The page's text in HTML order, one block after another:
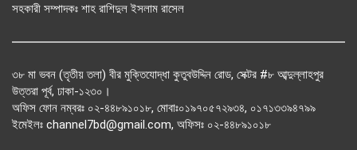
সহকারী সম্পাদকঃ শাহ রাশিদুল ইসলাম রাসেল
৩৮ মা ভবন (তৃতীয় তলা) বীর মুক্তিযোদ্ধা কুতুবউদ্দিন রোড, সেক্টর #৮ আব্দুল্লাহপুর
উত্তরা পূর্ব, ঢাকা-১২৩০।
অফিস ফোন নম্বরঃ ০২-৪৪৮৯১০১৮, মোবাঃ০১৯৭০৫৭২৯৩৪, ০১৭১৩৩৯৪৭৯৯
ইমেইলঃ channel7bd@gmail.com, অফিসঃ ০২-৪৪৮৯১০১৮